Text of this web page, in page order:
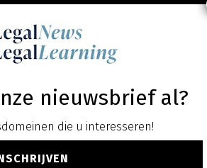
nieuwsbrief al?
die u interesseren!